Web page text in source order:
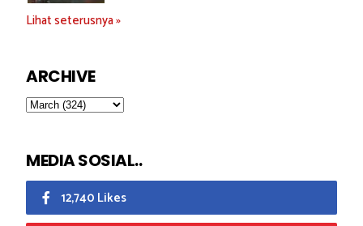
Lihat seterusnya »
ARCHIVE
MEDIA SOSIAL..
12,740 Likes